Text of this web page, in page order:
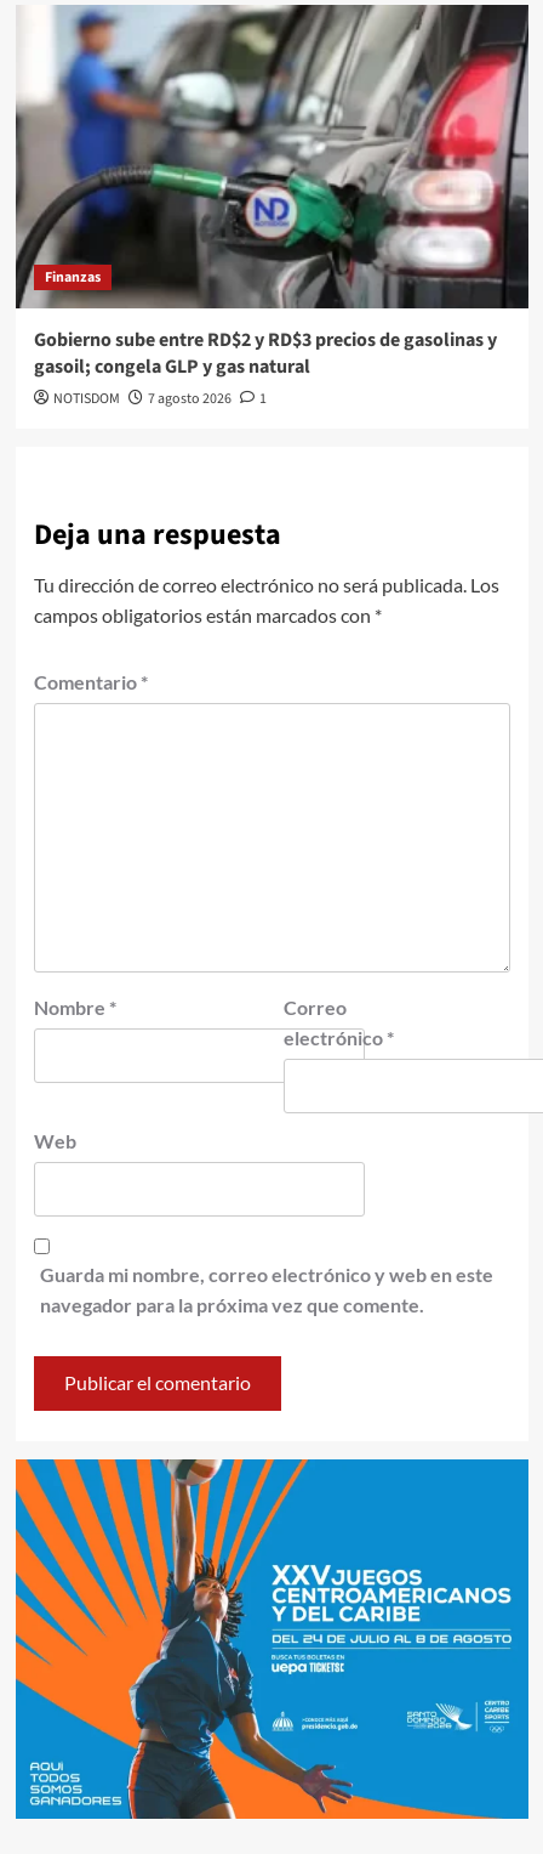
Finanzas
Gobierno sube entre RD$2 y RD$3 precios de gasolinas y
gasoil; congela GLP y gas natural
NOTISDOM 7 agosto 2026 1
Deja una respuesta
Tu dirección de correo electrónico no será publicada. Los
campos obligatorios están marcados con *
Comentario *
Nombre *
Correo
electrónico *
Web
Guarda mi nombre, correo electrónico y web en este
navegador para la próxima vez que comente.